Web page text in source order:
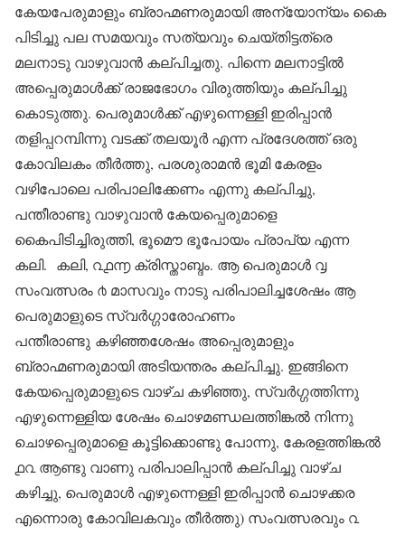
കേയപേരുമാളും ബ്രാഹ്മണരുമായി അന്യോന്യം കൈ
പിടിച്ചു പല സമയവും സത്യവും ചെയ്തിട്ടത്രെ
മലനാടു വാഴുവാൻ കല്പിച്ചതു. പിന്നെ മലനാട്ടിൽ
അപ്പെരുമാൾക്ക് രാജഭോഗം വിരുത്തിയും കല്പിച്ചു
കൊടുത്തു. പെരുമാൾക്ക് എഴുന്നെള്ളി ഇരിപ്പാൻ
തളിപ്പറമ്പിന്നു വടക്ക് തലയൂർ എന്ന പ്രദേശത്ത് ഒരു
കോവിലകം തീർത്തു, പരശുരാമൻ ഭൂമി കേരളം
വഴിപോലെ പരിപാലിക്കേണം എന്നു കല്പിച്ചു,
പന്തീരാണ്ടു വാഴുവാൻ കേയപ്പെരുമാളെ
കൈപിടിച്ചിരുത്തി, ഭൂമൌ ഭൂപോയം പ്രാപ്യ എന്ന
കലി. കലി, ൨൧൬ ക്രിസ്താബ്ദം. ആ പെരുമാൾ ൮
സംവത്സരം ൪ മാസവും നാടു പരിപാലിച്ചശേഷം ആ
പെരുമാളുടെ സ്വർഗ്ഗാരോഹണം
പന്തീരാണ്ടു കഴിഞ്ഞശേഷം അപ്പെരുമാളും
ബ്രാഹ്മണരുമായി അടിയന്തരം കല്പിച്ചു. ഇങ്ങിനെ
കേയപ്പെരുമാളുടെ വാഴ്ച കഴിഞ്ഞു, സ്വർഗ്ഗത്തിന്നു
എഴുന്നെള്ളിയ ശേഷം ചൊഴമണ്ഡലത്തിങ്കൽ നിന്നു
ചൊഴപ്പെരുമാളെ കൂട്ടിക്കൊണ്ടു പോന്നു, കേരളത്തിങ്കൽ
൧൨ ആണ്ടു വാണു പരിപാലിപ്പാൻ കല്പിച്ചു വാഴ്ച
കഴിച്ചു, പെരുമാൾ എഴുന്നെള്ളി ഇരിപ്പാൻ ചൊഴക്കര
എന്നൊരു കോവിലകവും തീർത്തു) സംവത്സരവും ൨